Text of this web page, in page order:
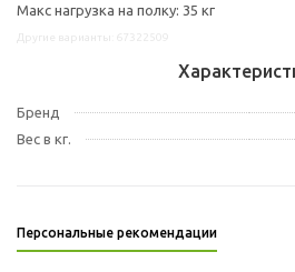
Макс нагрузка на полку: 35 кг
Бренд
Вес в кг.
Персональные рекомендации